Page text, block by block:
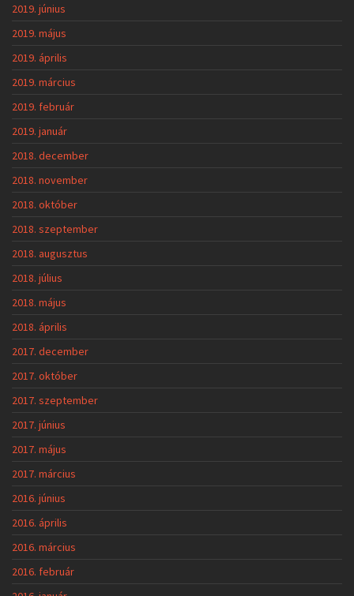
2019. június
2019. május
2019. április
2019. március
2019. február
2019. január
2018. december
2018. november
2018. október
2018. szeptember
2018. augusztus
2018. július
2018. május
2018. április
2017. december
2017. október
2017. szeptember
2017. június
2017. május
2017. március
2016. június
2016. április
2016. március
2016. február